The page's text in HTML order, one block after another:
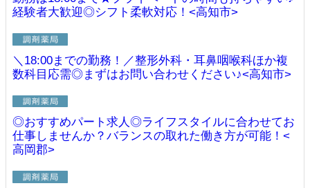
経験者大歓迎◎シフト柔軟対応！<高知市>
＼18:00までの勤務！／整形外科・耳鼻咽喉科ほか複
数科目応需◎まずはお問い合わせください♪<高知市>
◎おすすめパート求人◎ライフスタイルに合わせてお
仕事しませんか？バランスの取れた働き方が可能！<
高岡郡>